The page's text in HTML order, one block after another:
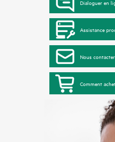
Dialoguer en
Assistance
Nous
Comment